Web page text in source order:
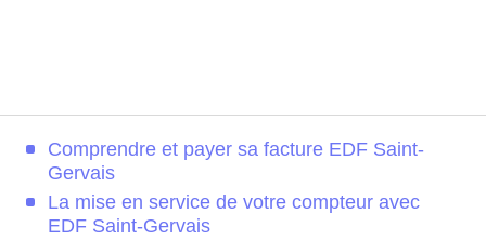
Comprendre et payer sa facture EDF Saint-
Gervais
La mise en service de votre compteur avec
EDF Saint-Gervais